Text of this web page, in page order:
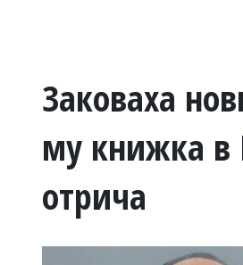
ВОЙНАТА
УКРАЙНА
РАЗСЛЕДВАНЕ
БИЗНЕС
Заковаха
му книжка в
отрича